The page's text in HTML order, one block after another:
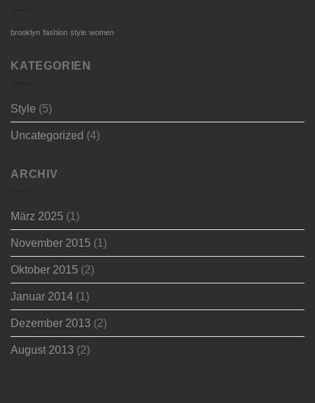
brooklyn fashion style women
KATEGORIEN
Style (5)
Uncategorized (4)
ARCHIV
März 2025 (1)
November 2015 (1)
Oktober 2015 (2)
Januar 2014 (1)
Dezember 2013 (2)
August 2013 (2)